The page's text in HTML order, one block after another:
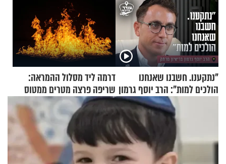
"נתקענו. חשבנו שאנחנו
הולכים למות": הרב יוסף גרמון
בריאיון מרתק
דרמה ליד מסלול ההמראה:
שריפה פרצה מטרים ממטוס
מלא בנוסעים